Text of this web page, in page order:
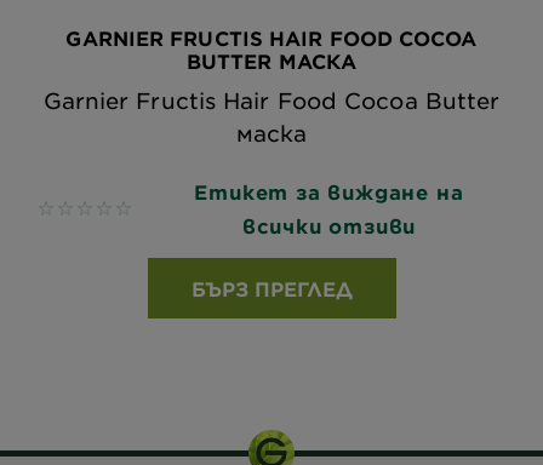
GARNIER FRUCTIS HAIR FOOD COCOA
BUTTER МАСКА
Garnier Fructis Hair Food Cocoa Butter
маска
No reviews
Етикет за виждане на
всички отзиви
БЪРЗ ПРЕГЛЕД